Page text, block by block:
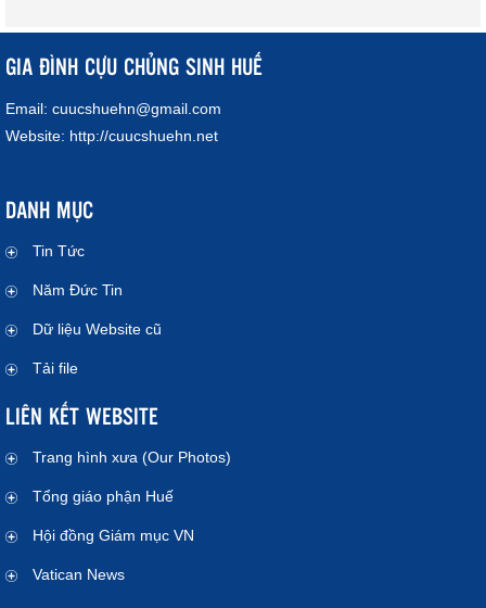
GIA ĐÌNH CỰU CHỦNG SINH HUẾ
Email: cuucshuehn@gmail.com
Website: http://cuucshuehn.net
DANH MỤC
Tin Tức
Năm Đức Tin
Dữ liệu Website cũ
Tải file
LIÊN KẾT WEBSITE
Trang hình xưa (Our Photos)
Tổng giáo phận Huế
Hội đồng Giám mục VN
Vatican News